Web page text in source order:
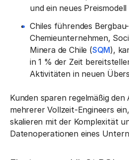
und ein neues
Chiles führendes
Chemieunternehmen,
Minera de Chile (SQM),
in 1 % der Zeit
Aktivitäten in neuen
Kunden sparen regelmäßig
mehrerer Vollzeit-Engineers
skalieren mit der Komplexität
Datenoperationen eines